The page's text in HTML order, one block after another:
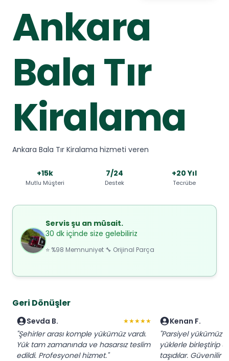
Ankara
Bala Tır
Kiralama
Ankara Bala Tır Kiralama hizmeti veren
+15k
Mutlu Müşteri
7/24
Destek
+20 Yıl
Tecrübe
Servis şu an müsait.
30 dk içinde size gelebiliriz
⭐ %98 Memnuniyet 🔧 Orijinal Parça
Geri Dönüşler
Sevda B. ★★★★★
"Şehirler arası komple yükümüz vardı.
Yük tam zamanında ve hasarsız teslim
edildi. Profesyonel hizmet."
Kenan F.
"Parsiyel yükümüz
yüklerle birleştirip
taşıdılar. Güvenilir